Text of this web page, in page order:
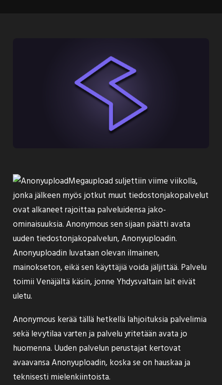
Megaupload suljettiin viime viikolla,
jonka jälkeen myös jotkut muut tiedostonjakopalvelut
ovat alkaneet rajoittaa palveluidensa jako-
ominaisuuksia. Anonymous sen sijaan päätti avata
uuden tiedostonjakopalvelun,Anonyuploadin.
Anonyuploadin luvataan olevan ilmainen,
mainokseton, eikä sen käyttäjiä voida jäljittää. Palvelu
toimii Venäjältä käsin, jonne Yhdysvaltain lait eivät
uletu.
Anonymous kerää tällä hetkellä lahjoituksia palvelimia
sekä levytilaa varten ja palvelu yritetään avata jo
huomenna. Uuden palvelun perustajat kertovat
avaavansa Anonyuploadin, koska se on hauskaa ja
teknisesti mielenkiintoista.